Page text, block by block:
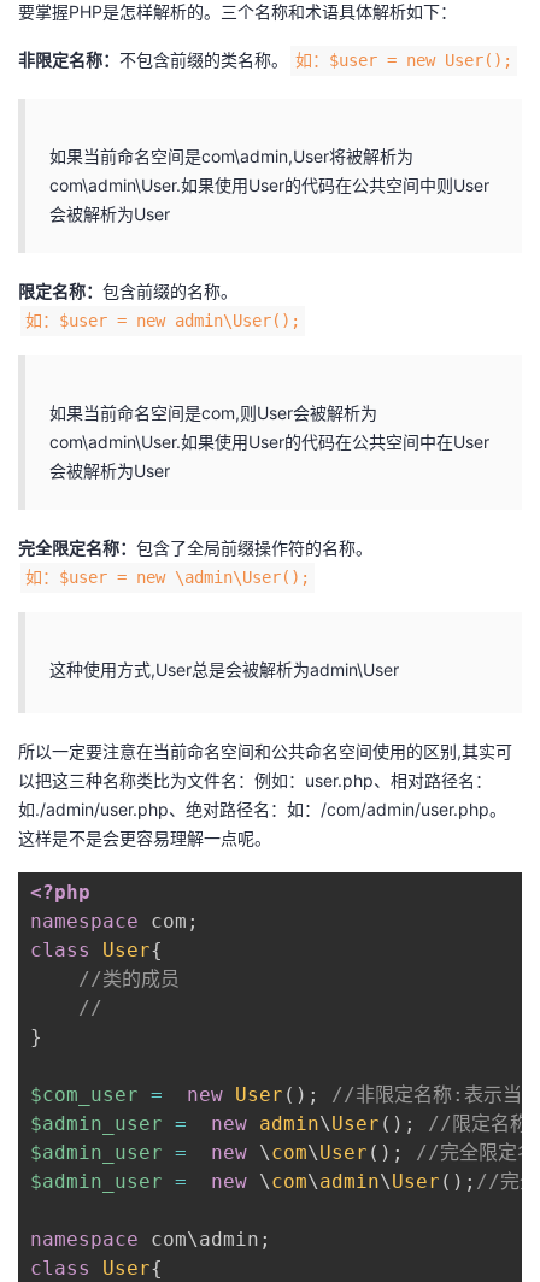
程
认
证
的
实
我
的
藏
支
持
声
建
要掌握PHP是怎样解析的。三个名称和术语具体解析如下：
非限定名称： 不包含前缀的类名称。​ ​如：$user = new User();​
如果当前命名空间是com\admin,User将被解析为
com\admin\User.如果使用User的代码在公共空间中则User
会被解析为User
限定名称： 包含前缀的名称。​
​如：$user = new admin\User();​
如果当前命名空间是com,则User会被解析为
com\admin\User.如果使用User的代码在公共空间中在User
会被解析为User
完全限定名称： 包含了全局前缀操作符的名称。​
​如：$user = new \admin\User();​
这种使用方式,User总是会被解析为admin\User
所以一定要注意在当前命名空间和公共命名空间使用的区别,其实可
以把这三种名称类比为文件名：例如：user.php、相对路径名：
如./admin/user.php、绝对路径名：如：/com/admin/user.php。
这样是不是会更容易理解一点呢。
<?php
namespace
com ;
class
User{
//类的成员
//
}
$com_user = new User ( ) ;
//非限定名称:表示当
$admin_user = new admin\User ( ) ;
//限定名称:
$admin_user = new \com\User ( ) ;
//完全限定
$admin_user = new \com\admin\User ( ) ; //完全
namespace com\admin ;
class
User{